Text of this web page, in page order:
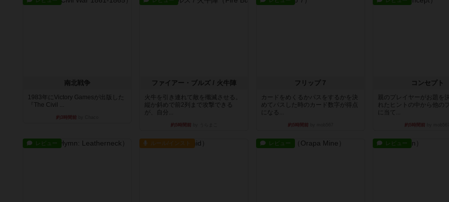
南北戦争
1983年にVictory Gamesが出版した
『The Civil ...
約3時間前
ファイアー・ブルズ / 火牛陣
火牛を引き連れて敵を殲滅させる。
縦か斜めで前2列まで攻撃できる
が、自分...
約5時間前
フリップ７
カードをめくるかパスをするかを決
めてパスした時のカード数字が得点
になる...
約5時間前
コンセプト
親のプレイヤーがお題を
れたヒントの中から他の
に当て...
約5時間前
レビュー ルール/インスト レビュー レビュー